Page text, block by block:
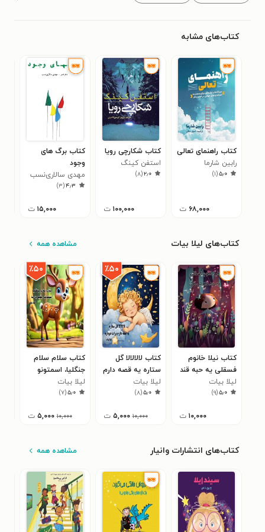
کتاب‌های مشابه
کتاب راهنمای تعالی
رابین شارما
۵٫۰(۱)
۶۸,۰۰۰ ت
کتاب شکارچی رویا
استفن کینگ
۲٫۰(۸)
۱۰۰,۰۰۰ ت
کتاب برگ های
وجود
مهدی سالاری‌نسب
۴٫۳(۳)
۱۵,۰۰۰ ت
کتاب‌های لیلا بیات مشاهده همه
کتاب نیلا خانوم
فسقلی یه حبه قند
لپ گلی
لیلا بیات
۵٫۰(۹)
۱۰,۰۰۰ ت
٪۵۰
کتاب لالالالا گل
ستاره یه قصه دارم
برات دوباره
لیلا بیات
۵٫۰(۸)
۱۰,۰۰۰ ۵,۰۰۰ ت
٪۵۰
کتاب سلام سلام
جنگلیا، اسمتونو
بگید به ما
لیلا بیات
۵٫۰(۷)
۱۰,۰۰۰ ۵,۰۰۰ ت
کتاب‌های انتشارات وانیار مشاهده همه